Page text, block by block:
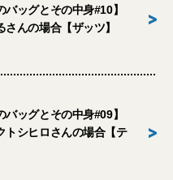
バッグとその中身#10】
んの場合【ザッツ】
>
バッグとその中身#09】
トシヒロさんの場合【テ
>